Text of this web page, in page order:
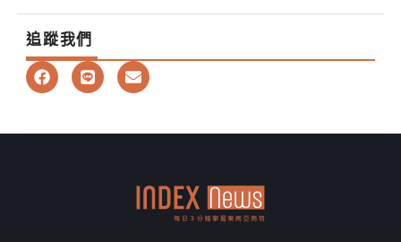
追蹤我們
F
a
b
L
i
E
n
l